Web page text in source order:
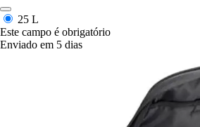
25 L
Este campo é obrigatório
Enviado em 5 dias